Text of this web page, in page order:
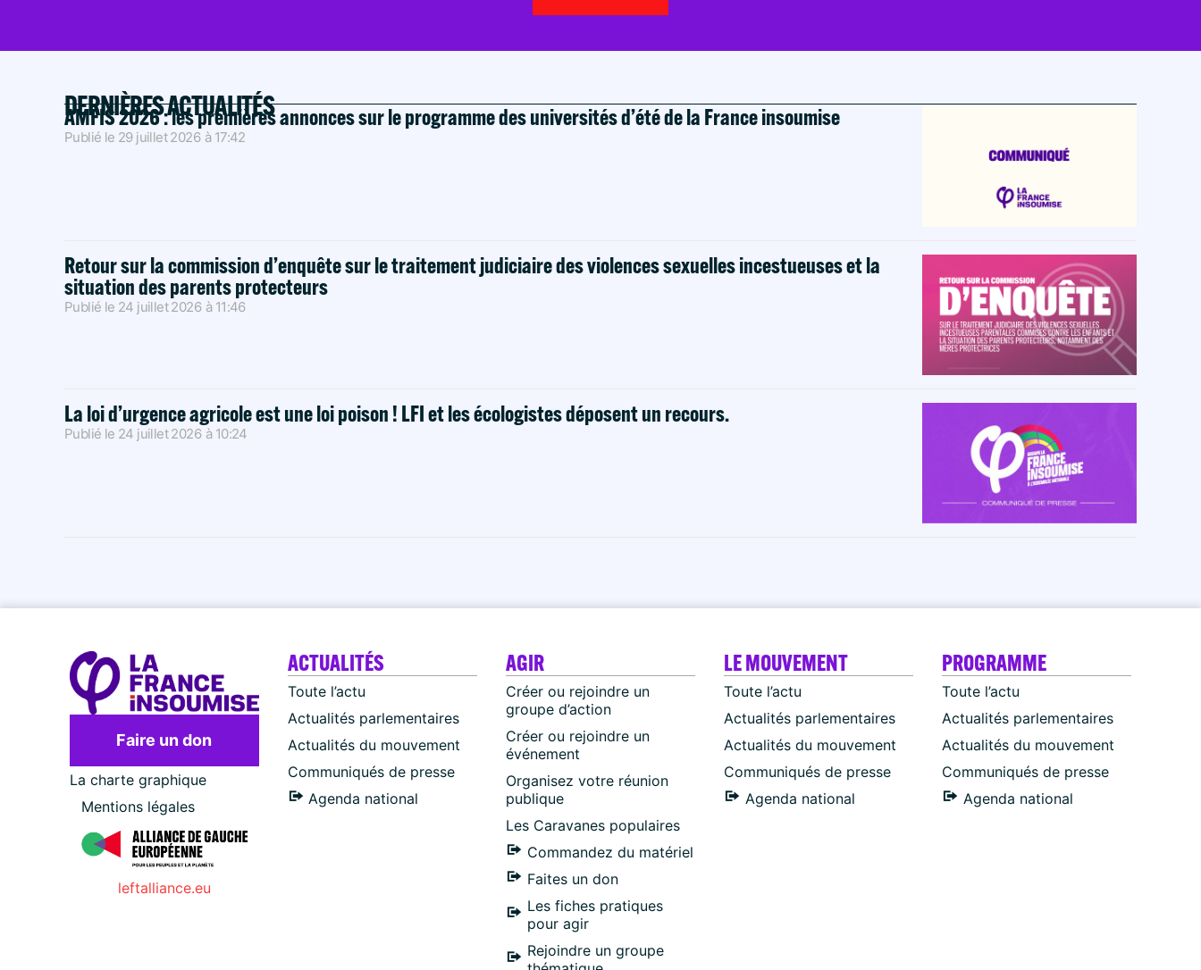
DERNIÈRES ACTUALITÉS
AMFIS 2026 : les premières annonces sur le programme des universités d’été de la France insoumise
Publié le 29 juillet 2026 à 17:42
Retour sur la commission d’enquête sur le traitement judiciaire des violences sexuelles incestueuses et la
situation des parents protecteurs
Publié le 24 juillet 2026 à 11:46
La loi d’urgence agricole est une loi poison ! LFI et les écologistes déposent un recours.
Publié le 24 juillet 2026 à 10:24
Faire un don
La charte graphique
Mentions légales
leftalliance.eu
ACTUALITÉS
Toute l’actu
Actualités parlementaires
Actualités du mouvement
Communiqués de presse
Agenda national
AGIR
Créer ou rejoindre un
groupe d’action
Créer ou rejoindre un
événement
Organisez votre réunion
publique
Les Caravanes populaires
Commandez du matériel
Faites un don
Les fiches pratiques
pour agir
Rejoindre un groupe
LE MOUVEMENT
Toute l’actu
Actualités parlementaires
Actualités du mouvement
Communiqués de presse
Agenda national
PROGRAMME
Toute l’actu
Actualités parlementaires
Actualités du mouvement
Communiqués de presse
Agenda national